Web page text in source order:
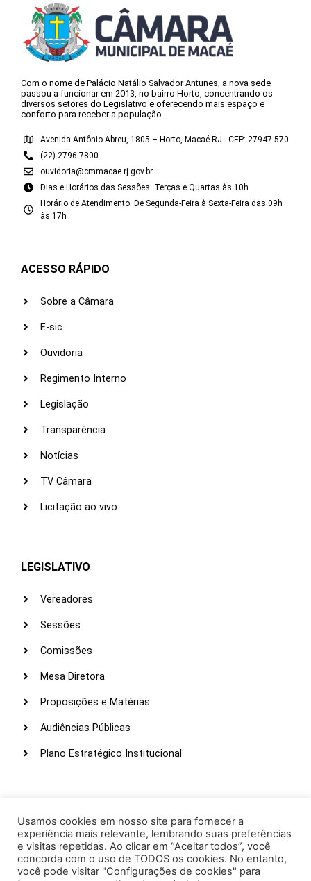
Com o nome de Palácio Natálio Salvador Antunes, a nova sede
passou a funcionar em 2013, no bairro Horto, concentrando os
diversos setores do Legislativo e oferecendo mais espaço e
conforto para receber a população.
Avenida Antônio Abreu, 1805 – Horto, Macaé-RJ - CEP: 27947-570
(22) 2796-7800
ouvidoria@cmmacae.rj.gov.br
Dias e Horários das Sessões: Terças e Quartas às 10h
Horário de Atendimento: De Segunda-Feira à Sexta-Feira das 09h
às 17h
ACESSO RÁPIDO
Sobre a Câmara
E-sic
Ouvidoria
Regimento Interno
Legislação
Transparência
Notícias
TV Câmara
Licitação ao vivo
LEGISLATIVO
Vereadores
Sessões
Comissões
Mesa Diretora
Proposições e Matérias
Audiências Públicas
Plano Estratégico Institucional
Webmail
Intranet
Administração
Usamos cookies em nosso site para fornecer a
experiência mais relevante, lembrando suas preferências
e visitas repetidas. Ao clicar em “Aceitar todos”, você
concorda com o uso de TODOS os cookies. No entanto,
você pode visitar "Configurações de cookies" para